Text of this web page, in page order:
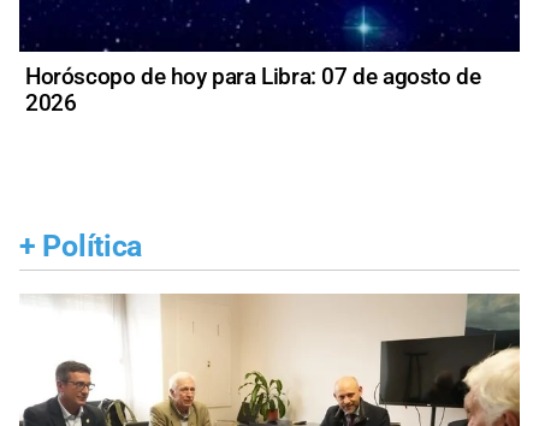
Horóscopo de hoy para Libra: 07 de agosto de
2026
+ Política